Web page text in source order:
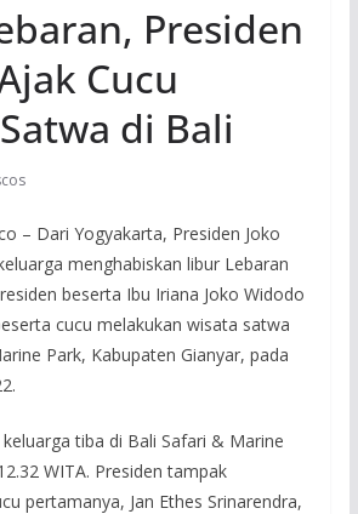
Presiden
Cucu
di Bali
– Dari Yogyakarta, Presiden Joko
menghabiskan libur Lebaran
beserta Ibu Iriana Joko Widodo
cucu melakukan wisata satwa
Park, Kabupaten Gianyar, pada
tiba di Bali Safari & Marine
WITA. Presiden tampak
pertamanya, Jan Ethes Srinarendra,